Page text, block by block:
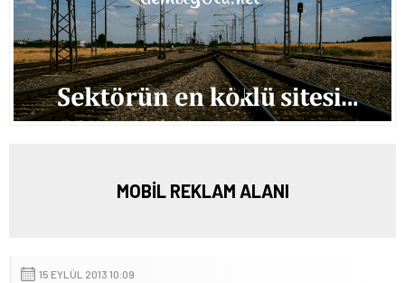
MOBİL REKLAM ALANI
15 EYLÜL 2013 10:09